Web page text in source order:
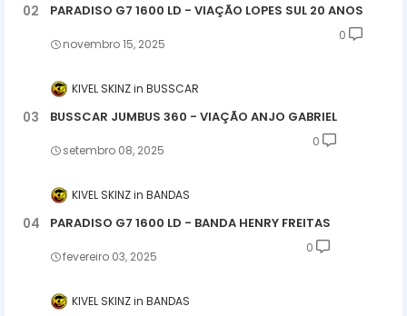
PARADISO G7 1600 LD - VIAÇÃO LOPES SUL 20 ANOS
novembro 15, 2025
0
KIVEL SKINZ BUSSCAR
BUSSCAR JUMBUS 360 - VIAÇÃO ANJO GABRIEL
setembro 08, 2025
0
KIVEL SKINZ BANDAS
PARADISO G7 1600 LD - BANDA HENRY FREITAS
fevereiro 03, 2025
0
KIVEL SKINZ BANDAS